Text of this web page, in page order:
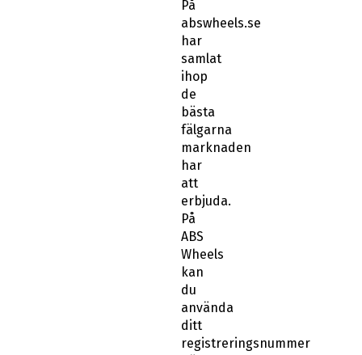
På
abswheels.se
har
samlat
ihop
de
bästa
fälgarna
marknaden
har
att
erbjuda.
På
ABS
Wheels
kan
du
använda
ditt
registreringsnummer